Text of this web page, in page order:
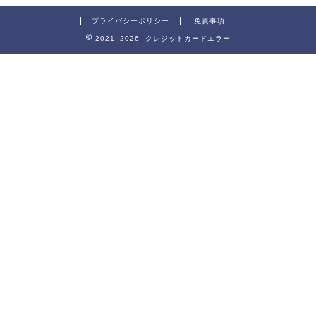
プライバシーポリシー 免責事項
2021–2026 クレジットカードエラー